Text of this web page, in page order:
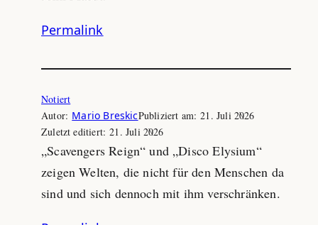
Permalink
Notiert
Autor: Mario BreskicPubliziert am:21. Juli 2026
Zuletzt editiert:21. Juli 2026
„Scavengers Reign“ und „Disco Elysium“
zeigen Welten, die nicht für den Menschen da
sind und sich dennoch mit ihm verschränken.